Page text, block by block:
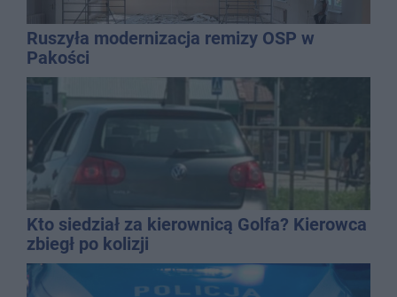
Ruszyła modernizacja remizy OSP w
Pakości
Kto siedział za kierownicą Golfa? Kierowca
zbiegł po kolizji